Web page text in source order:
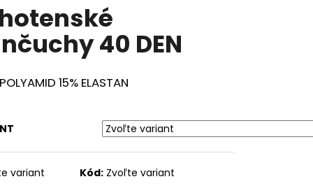
40 DEN
15% ELASTAN
variant Kód: Zvoľte variant
Nasledujúce